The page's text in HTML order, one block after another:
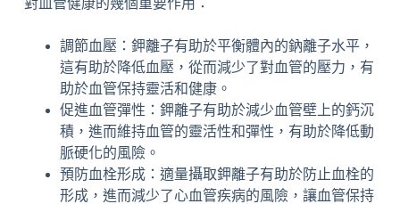
調節血壓：鉀離子有助於平衡體內的鈉離子水平，
這有助於降低血壓，從而減少了對血管的壓力，有
助於血管保持靈活和健康。
促進血管彈性：鉀離子有助於減少血管壁上的鈣沉
積，進而維持血管的靈活性和彈性，有助於降低動
脈硬化的風險。
預防血栓形成：適量攝取鉀離子有助於防止血栓的
形成，進而減少了心血管疾病的風險，讓血管保持